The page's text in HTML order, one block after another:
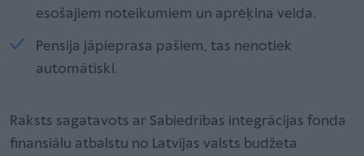
esošajiem noteikumiem un aprēķina veida.
Pensija jāpieprasa pašiem, tas nenotiek
automātiski.
Raksts sagatavots ar Sabiedrības integrācijas fonda
finansiālu atbalstu no Latvijas valsts budžeta